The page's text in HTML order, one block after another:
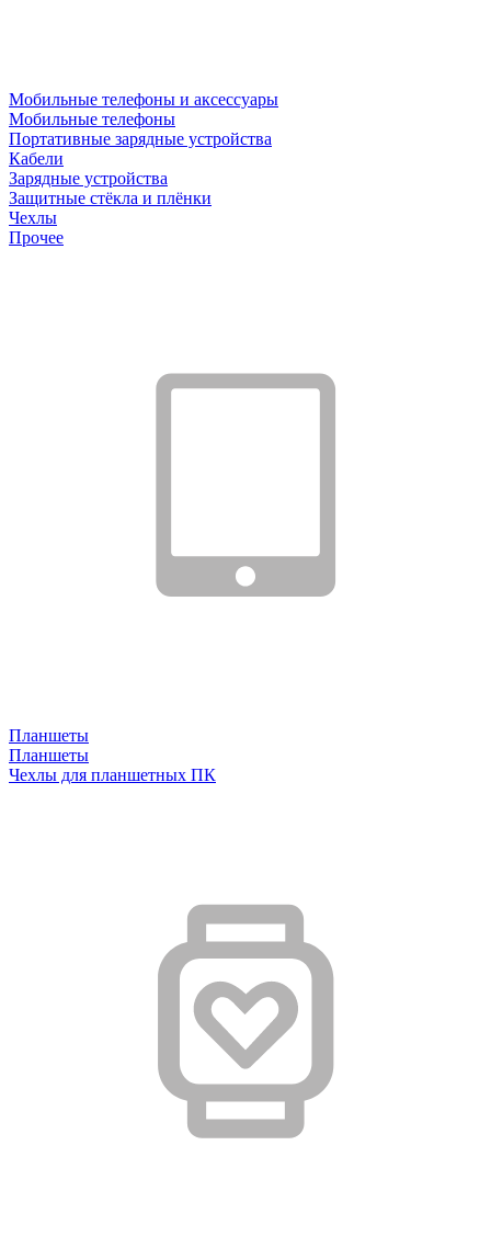
Мобильные телефоны и аксессуары
Мобильные телефоны
Портативные зарядные устройства
Кабели
Зарядные устройства
Защитные стёкла и плёнки
Чехлы
Прочее
Планшеты
Планшеты
Чехлы для планшетных ПК